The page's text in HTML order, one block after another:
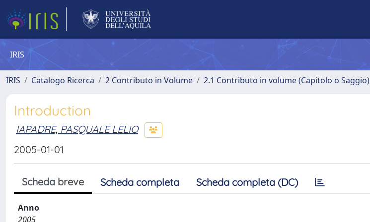
IRIS
IRIS Catalogo Ricerca 2 Contributo in Volume 2.1 Contributo in volume (Capitolo o Saggio)
Introduction
IAPADRE, PASQUALE LELIO
2005-01-01
Scheda breve Scheda completa Scheda completa (DC)
Anno
2005